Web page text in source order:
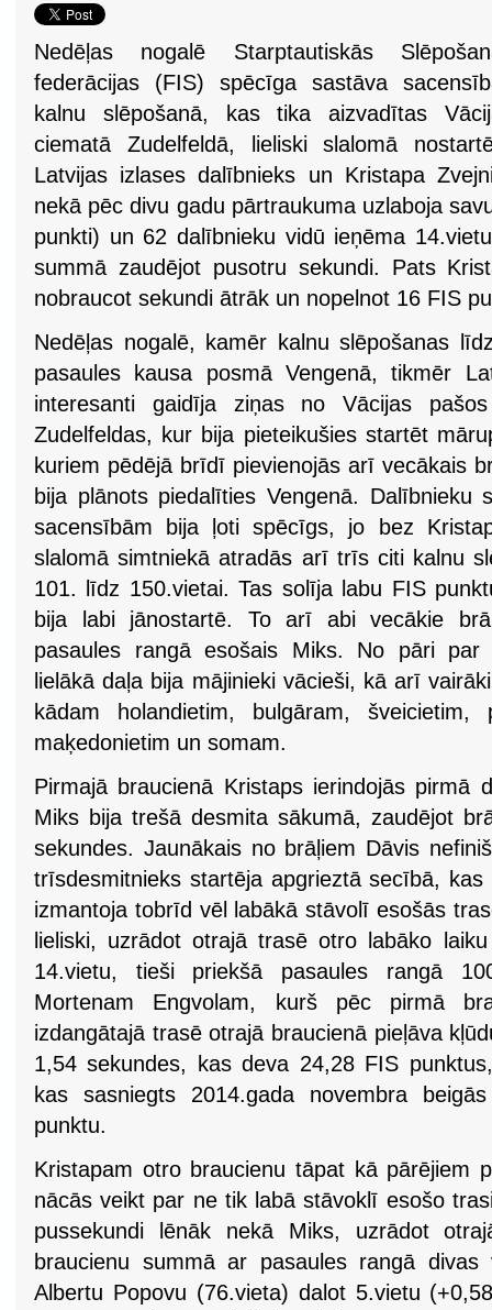
Nedēļas nogalē Starptautiskās
federācijas (FIS) spēcīga sastāva
kalnu slēpošanā, kas tika aizvadītas
ciematā Zudelfeldā, lieliski slalomā
Latvijas izlases dalībnieks un Kristapa
nekā pēc divu gadu pārtraukuma uzlaboja
punkti) un 62 dalībnieku vidū ieņēma
summā zaudējot pusotru sekundi. Pats
nobraucot sekundi ātrāk un nopelnot 16 FIS
Nedēļas nogalē, kamēr kalnu slēpošanas
pasaules kausa posmā Vengenā, tikmēr
interesanti gaidīja ziņas no Vācijas
Zudelfeldas, kur bija pieteikušies startēt
kuriem pēdējā brīdī pievienojās arī vecākais
bija plānots piedalīties Vengenā. Dalībnieku
sacensībām bija ļoti spēcīgs, jo bez
slalomā simtniekā atradās arī trīs citi kalnu
101. līdz 150.vietai. Tas solīja labu FIS
bija labi jānostartē. To arī abi vecākie
pasaules rangā esošais Miks. No pāri par
lielākā daļa bija mājinieki vācieši, kā arī
kādam holandietim, bulgāram, šveicietim,
maķedonietim un somam.
Pirmajā braucienā Kristaps ierindojās pirmā
Miks bija trešā desmita sākumā, zaudējot
sekundes. Jaunākais no brāļiem Dāvis
trīsdesmitnieks startēja apgrieztā secībā,
izmantoja tobrīd vēl labākā stāvolī esošās
lieliski, uzrādot otrajā trasē otro labāko
14.vietu, tieši priekšā pasaules rangā
Mortenam Engvolam, kurš pēc pirmā
izdangātajā trasē otrajā braucienā pieļāva
1,54 sekundes, kas deva 24,28 FIS
kas sasniegts 2014.gada novembra
punktu.
Kristapam otro braucienu tāpat kā pārējiem
nācās veikt par ne tik labā stāvoklī esošo
pussekundi lēnāk nekā Miks, uzrādot
braucienu summā ar pasaules rangā
Albertu Popovu (76.vieta) dalot 5.vietu